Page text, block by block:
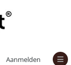
Aanmelden